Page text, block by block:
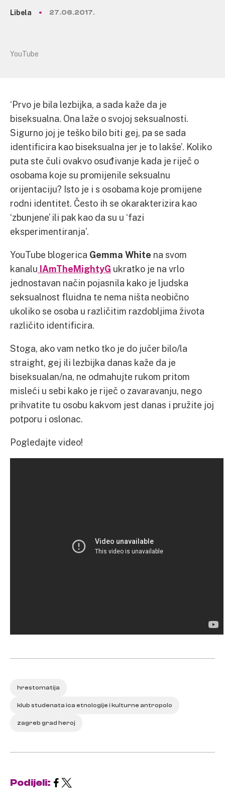
Libela 27.06.2017.
YouTube
‘Prvo je bila lezbijka, a sada kaže da je
biseksualna. Ona laže o svojoj seksualnosti.
Sigurno joj je teško bilo biti gej, pa se sada
identificira kao biseksualna jer je to lakše’. Koliko
puta ste čuli ovakvo osuđivanje kada je riječ o
osobama koje su promijenile seksualnu
orijentaciju? Isto je i s osobama koje promijene
rodni identitet. Često ih se okarakterizira kao
‘zbunjene’ ili pak kao da su u ‘fazi
eksperimentiranja’.
YouTube blogerica Gemma White na svom
kanalu IAmTheMightyG ukratko je na vrlo
jednostavan način pojasnila kako je ljudska
seksualnost fluidna te nema ništa neobično
ukoliko se osoba u različitim razdobljima života
različito identificira.
Stoga, ako vam netko tko je do jučer bilo/la
straight, gej ili lezbijka danas kaže da je
biseksualan/na, ne odmahujte rukom pritom
misleći u sebi kako je riječ o zavaravanju, nego
prihvatite tu osobu kakvom jest danas i pružite joj
potporu i oslonac.
Pogledajte video!
hrestomatija
klub studenata ica etnologije i kulturne antropolo
zagreb grad heroj
Podijeli: